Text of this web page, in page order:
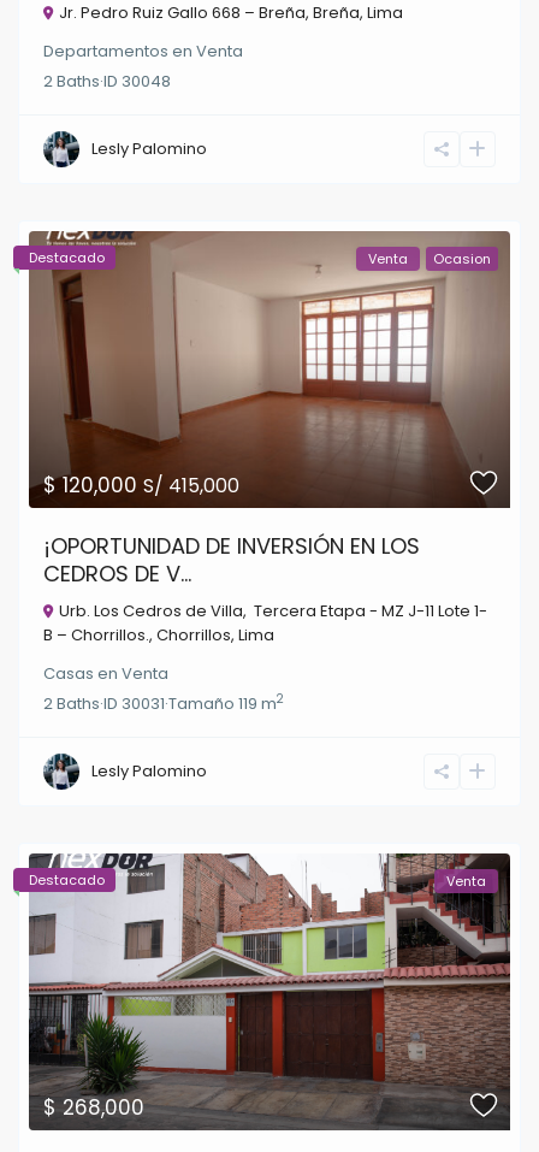
Jr. Pedro Ruiz Gallo 668 – Breña,Breña,Lima
Departamentos enVenta
2Baths·ID 30048
Lesly Palomino
$ 120,000S/ 415,000
Venta Ocasion
Destacado
¡OPORTUNIDAD DE INVERSIÓN EN LOS
CEDROS DE V...
Urb. Los Cedros de Villa, Tercera Etapa - MZ J-11 Lote 1-
B – Chorrillos.,Chorrillos,Lima
Casas enVenta
2Baths·ID 30031·Tamaño119 m2
Lesly Palomino
$ 268,000
Venta
Destacado